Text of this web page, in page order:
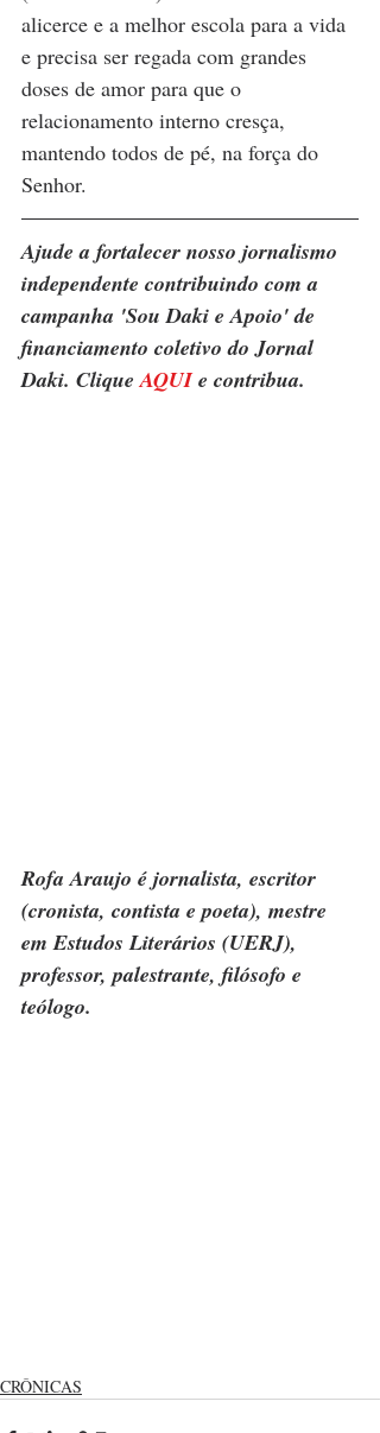
alicerce e a melhor escola para a vida
e precisa ser regada com grandes
doses de amor para que o
relacionamento interno cresça,
mantendo todos de pé, na força do
Senhor.
Ajude a fortalecer nosso jornalismo
independente contribuindo com a
campanha 'Sou Daki e Apoio' de
financiamento coletivo do Jornal
Daki. Clique AQUI e contribua.
Rofa Araujo é jornalista, escritor
(cronista, contista e poeta), mestre
em Estudos Literários (UERJ),
professor, palestrante, filósofo e
teólogo.
CRÔNICAS